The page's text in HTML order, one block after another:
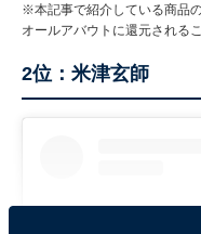
※本記事で紹介している商品
オールアバウトに還元される
2位：米津玄師